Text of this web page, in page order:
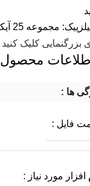
بزرگنمایی کلیک کنید
محصول
ها :
فایل :
افزار مورد نیاز :